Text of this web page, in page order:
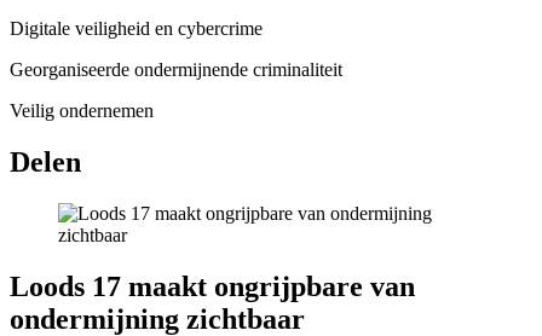
Digitale veiligheid en cybercrime
Georganiseerde ondermijnende criminaliteit
Veilig ondernemen
Delen
Loods 17 maakt ongrijpbare van
ondermijning zichtbaar